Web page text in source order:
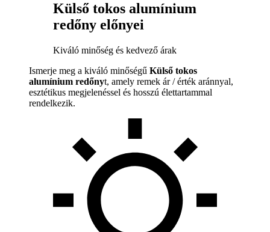
Külső tokos alumínium
redőny előnyei
Kiváló minőség és kedvező árak
Ismerje meg a kiváló minőségű Külső tokos
alumínium redőnyt, amely remek ár / érték aránnyal,
esztétikus megjelenéssel és hosszú élettartammal
rendelkezik.